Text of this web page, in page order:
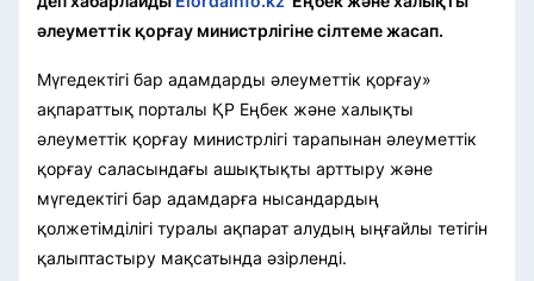
әлеуметтік қорғау министрлігіне сілтеме жасап.
Мүгедектігі бар адамдарды әлеуметтік қорғау»
ақпараттық порталы ҚР Еңбек және халықты
әлеуметтік қорғау министрлігі тарапынан әлеуметтік
қорғау саласындағы ашықтықты арттыру және
мүгедектігі бар адамдарға нысандардың
қолжетімділігі туралы ақпарат алудың ыңғайлы тетігін
қалыптастыру мақсатында әзірленді.